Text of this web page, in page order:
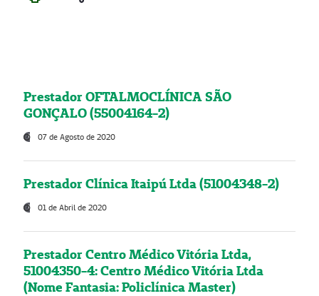
Prestador OFTALMOCLÍNICA SÃO
GONÇALO (55004164-2)
07 de Agosto de 2020
Prestador Clínica Itaipú Ltda (51004348-2)
01 de Abril de 2020
Prestador Centro Médico Vitória Ltda,
51004350-4: Centro Médico Vitória Ltda
(Nome Fantasia: Policlínica Master)